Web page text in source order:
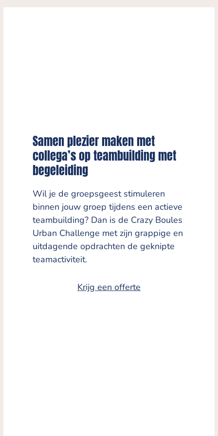
Samen plezier maken met
collega’s op teambuilding met
begeleiding
Wil je de groepsgeest stimuleren
binnen jouw groep tijdens een actieve
teambuilding? Dan is de Crazy Boules
Urban Challenge met zijn grappige en
uitdagende opdrachten de geknipte
teamactiviteit.
Krijg een offerte